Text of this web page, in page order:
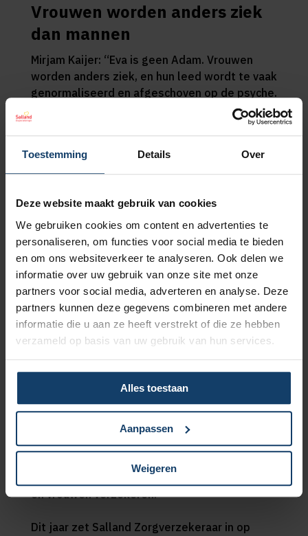
Toestemming Details Over
Deze website maakt gebruik van cookies
We gebruiken cookies om content en advertenties te
personaliseren, om functies voor social media te bieden
en om ons websiteverkeer te analyseren. Ook delen we
informatie over uw gebruik van onze site met onze
partners voor social media, adverteren en analyse. Deze
partners kunnen deze gegevens combineren met andere
informatie die u aan ze heeft verstrekt of die ze hebben
verzameld op basis van uw gebruik van hun services.
Alles toestaan
Aanpassen
Weigeren
Vrouwen worden anders ziek
dan mannen
Mirjam Kaijer: “Eva is geen Adam. Vrouwen
worden anders ziek, en hun leed wordt te vaak
genormaliseerd en afgeschoven op de psyche.
De man is nog altijd de norm in onderzoek. Het
is tijd dat zorg verschil erkent en daar ook
Zorgverzekeraar investeert in het verbeteren
van vrouwengezondheid laat zien dat er
onderwerp. We hebben elkaar hard nodig om
vrouwen eindelijk de zorg te geven die ze
verdienen.”
Gezondheidszorg is geen one
size fits all
Simone Mensink, directeur Klant Salland
Zorgverzekeraar: “Gezondheidszorg is geen
zorgstelsel dat recht doet aan verschillen.
Vrouwengezondheid verdient daarin veel meer
aandacht en vergt een systeemverandering.
Door samen te werken met Voices for Women
kunnen we sneller impact maken en samen
bewustwording en betere zorg voor meisjes
en vrouwen verzekeren.”
Dit jaar zet Salland Zorgverzekeraar in op